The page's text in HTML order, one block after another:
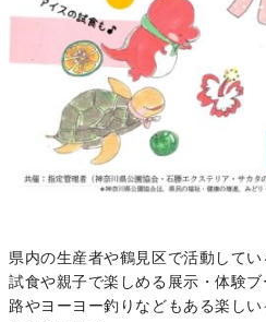
県内の生産者や鶴見区で活動して
試食や親子で楽しめる展示・体験
路やヨーヨー釣りなどもある楽し